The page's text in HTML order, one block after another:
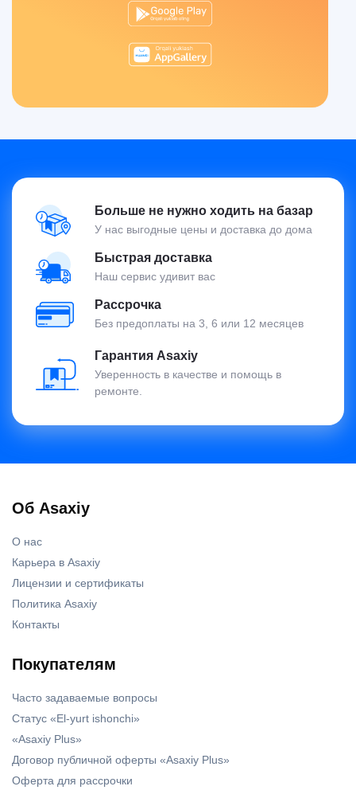
Больше не нужно ходить на базар
У нас выгодные цены и доставка до дома
Быстрая доставка
Наш сервис удивит вас
Рассрочка
Без предоплаты на 3, 6 или 12 месяцев
Гарантия Asaxiy
Уверенность в качестве и помощь в
ремонте.
Об Asaxiy
О нас
Карьера в Asaxiy
Лицензии и сертификаты
Политика Asaxiy
Контакты
Покупателям
Часто задаваемые вопросы
Статус «El-yurt ishonchi»
«Asaxiy Plus»
Договор публичной оферты «Asaxiy Plus»
Оферта для рассрочки